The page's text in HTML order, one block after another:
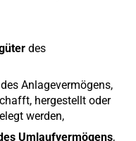
des
des Anlagevermögens,
hergestellt oder
werden,
Umlaufvermögens,